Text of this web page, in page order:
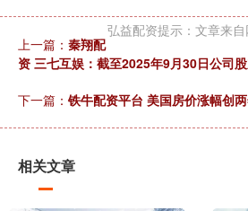
弘益配资提示：文章来自
上一篇： 秦翔配
资 三七互娱：截至2025年9月30日公司
下一篇： 铁牛配资平台 美国房价涨幅创
相关文章